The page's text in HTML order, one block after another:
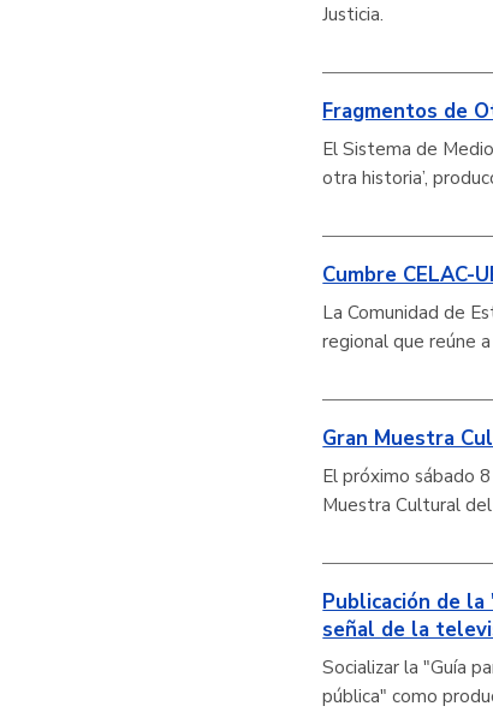
Justicia.
Fragmentos de
El Sistema de
otra historia’,
Cumbre CELAC-
La Comunidad de
regional que reúne
Gran Muestra
El próximo sábado
Muestra Cultural
Publicación de
señal de la
Socializar la "Guía
pública" como